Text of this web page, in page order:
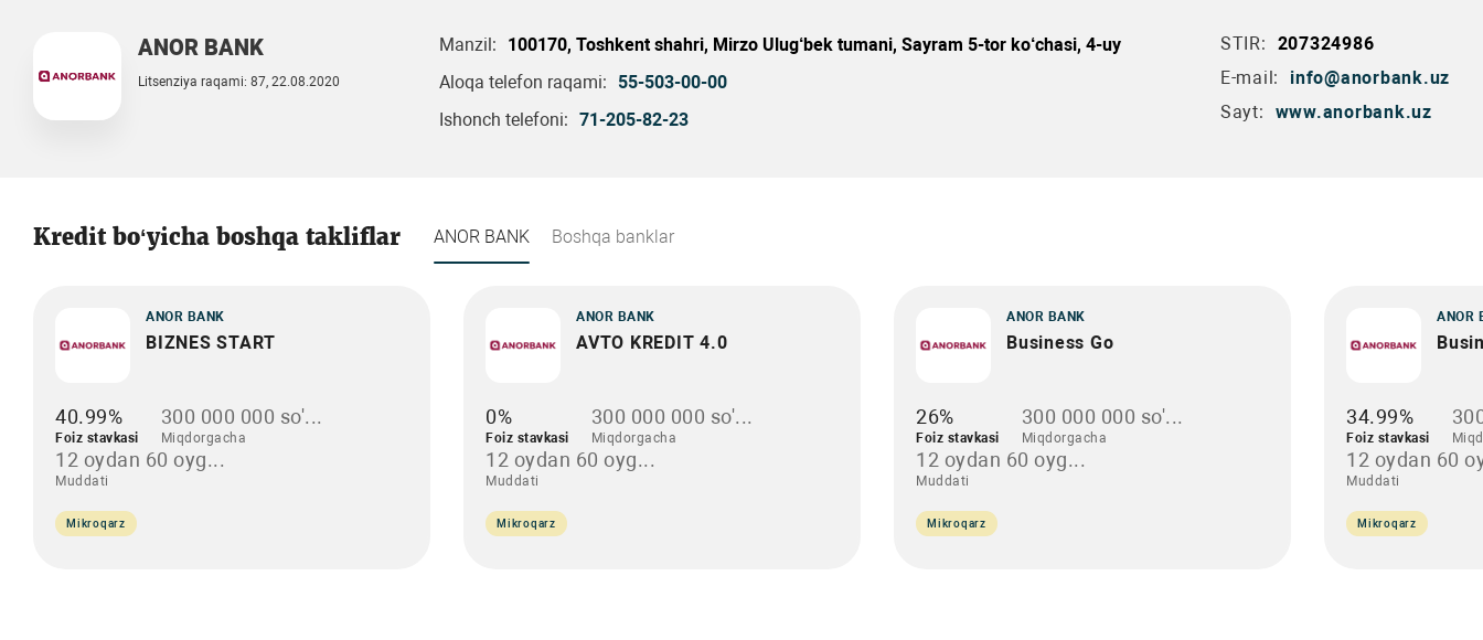
ANOR BANK
Litsenziya raqami: 87, 22.08.2020
Manzil:
100170, Toshkent shahri, Mirzo Ulug‘bek tumani, Sayram 5-tor ko‘chasi, 4-uy
Aloqa telefon raqami:
55-503-00-00
Ishonch telefoni: 71-205-82-23
STIR:
207324986
E-mail:
info@anorbank.uz
Sayt:
www.anorbank.uz
Kredit bo‘yicha boshqa takliflar ANOR BANK Boshqa banklar
ANOR BANK
BIZNES START
40.99%
Foiz stavkasi
300 000 000 so'...
Miqdorgacha
12 oydan 60 oyg...
Muddati
Mikroqarz
ANOR BANK
AVTO KREDIT 4.0
0%
Foiz stavkasi
300 000 000 so'...
Miqdorgacha
12 oydan 60 oyg...
Muddati
Mikroqarz
ANOR BANK
Business Go
26%
Foiz stavkasi
300 000 000 so'...
Miqdorgacha
12 oydan 60 oyg...
Muddati
Mikroqarz
ANOR
34.99%
Foiz stavkasi
12 oydan 60
Muddati
Mikroqarz